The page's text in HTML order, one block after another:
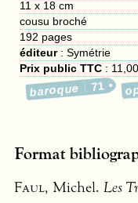
11 x 18 cm
cousu broché
192 pages
éditeur:Symétrie
Prix public TTC :
baroque 71
Format
Faul, Michel. Les